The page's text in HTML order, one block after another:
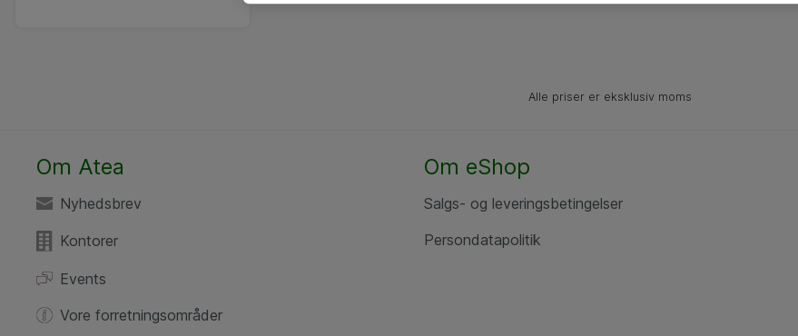
Alle priser er eksklusiv moms
Om Atea
Nyhedsbrev
Kontorer
Events
Vore forretningsområder
Om eShop
Salgs- og leveringsbetingelser
Persondatapolitik